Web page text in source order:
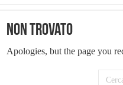
Non Trovato
Apologies, but the page you